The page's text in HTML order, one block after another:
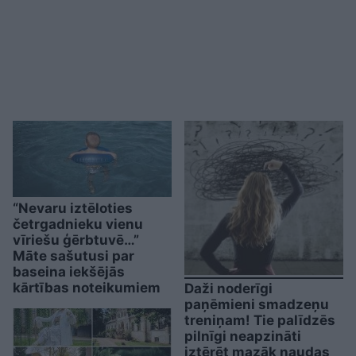
“Nevaru iztēloties
četrgadnieku vienu
vīriešu ģērbtuvē…”
Māte sašutusi par
baseina iekšējās
kārtības noteikumiem
Daži noderīgi
paņēmieni smadzeņu
treniņam! Tie palīdzēs
pilnīgi neapzināti
iztērēt mazāk naudas